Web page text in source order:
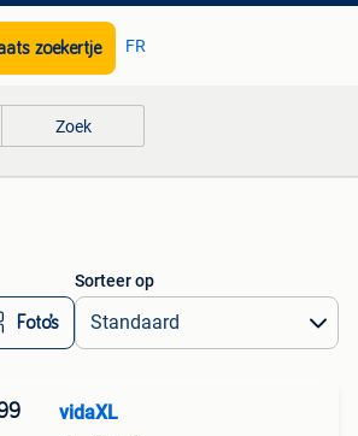
zoekertje FR
Zoek
Foto’s
Sorteer op
vidaXL